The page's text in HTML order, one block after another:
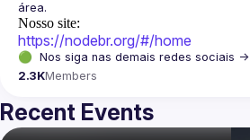
Nosso site:
https://nodebr.org/#/home
🟢  Nos siga nas demais redes sociais ->
2.3KMembers
Recent Events